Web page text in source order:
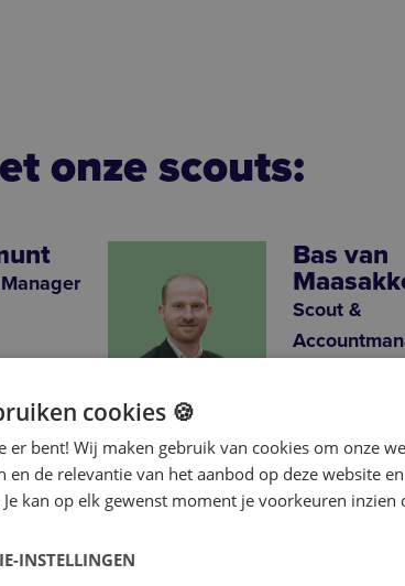
onze scouts:
Bas van
Scout &
Vincent
Bogaerts
cookies 🍪
er bent! Wij maken gebruik van cookies om onze
en de relevantie van het aanbod op deze website
kan op elk gewenst moment je voorkeuren inzien
INSTELLINGEN